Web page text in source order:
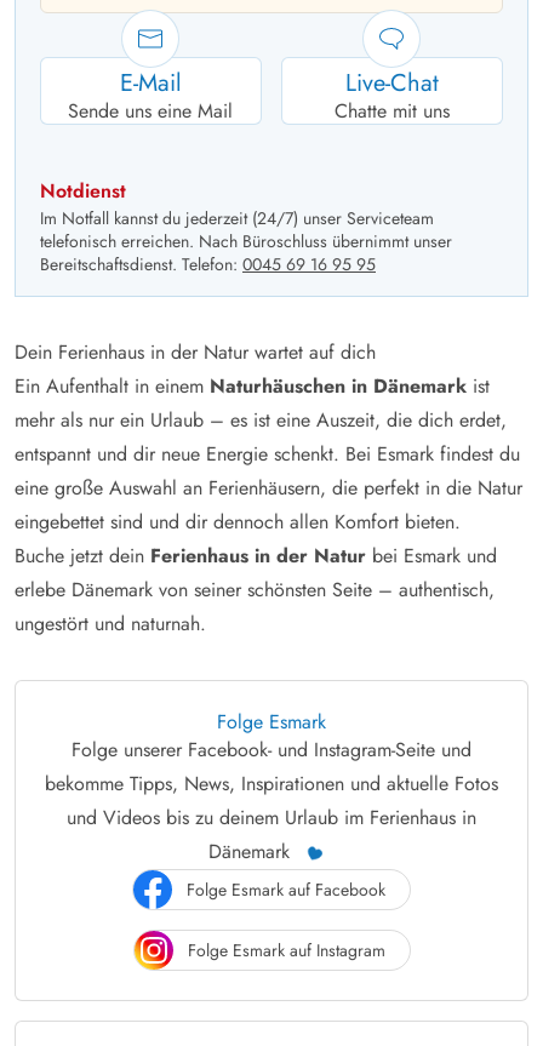
E-Mail
Sende uns eine Mail
Live-Chat
Chatte mit uns
Notdienst
Im Notfall kannst du jederzeit (24/7) unser Serviceteam
telefonisch erreichen. Nach Büroschluss übernimmt unser
Bereitschaftsdienst. Telefon: 0045 69 16 95 95
Dein Ferienhaus in der Natur wartet auf dich
Ein Aufenthalt in einem Naturhäuschen in Dänemark ist
mehr als nur ein Urlaub – es ist eine Auszeit, die dich erdet,
entspannt und dir neue Energie schenkt. Bei Esmark findest du
eine große Auswahl an Ferienhäusern, die perfekt in die Natur
eingebettet sind und dir dennoch allen Komfort bieten.
Buche jetzt dein Ferienhaus in der Natur bei Esmark und
erlebe Dänemark von seiner schönsten Seite – authentisch,
ungestört und naturnah.
Folge Esmark
Folge unserer Facebook- und Instagram-Seite und
bekomme Tipps, News, Inspirationen und aktuelle Fotos
und Videos bis zu deinem Urlaub im Ferienhaus in
Dänemark
Folge Esmark auf Facebook
Folge Esmark auf Instagram